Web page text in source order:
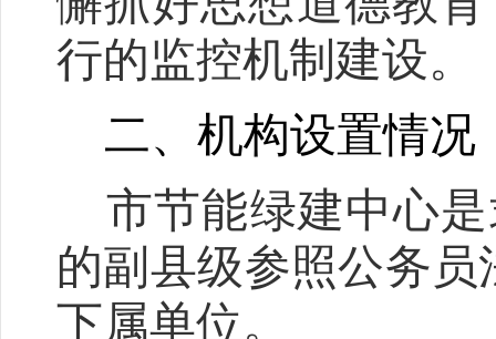
行的监控机制建设。
二、机构设置情况
市节能绿建中心
的副县级参照公务
下属单位。